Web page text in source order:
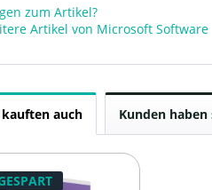
zum Artikel?
Artikel von Microsoft Software
auch Kunden haben